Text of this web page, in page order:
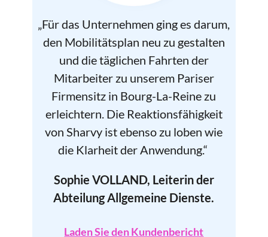
„Für das Unternehmen ging es darum,
den Mobilitätsplan neu zu gestalten
und die täglichen Fahrten der
Mitarbeiter zu unserem Pariser
Firmensitz in Bourg-La-Reine zu
erleichtern. Die Reaktionsfähigkeit
von Sharvy ist ebenso zu loben wie
die Klarheit der Anwendung.“
Sophie VOLLAND, Leiterin der
Abteilung Allgemeine Dienste.
Laden Sie den Kundenbericht